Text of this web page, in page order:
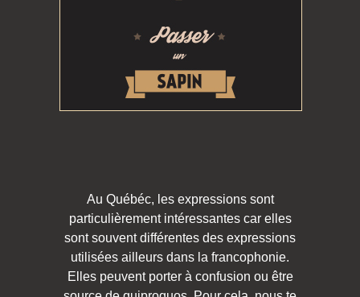
Au Québéc, les expressions sont
particulièrement intéressantes car elles
sont souvent différentes des expressions
utilisées ailleurs dans la francophonie.
Elles peuvent porter à confusion ou être